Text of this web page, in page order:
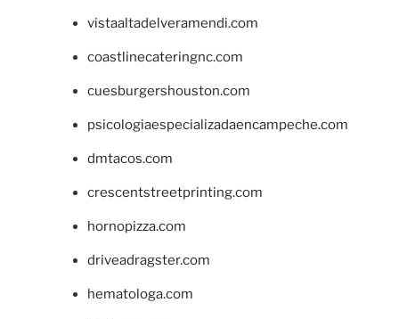
vistaaltadelveramendi.com
coastlinecateringnc.com
cuesburgershouston.com
psicologiaespecializadaencampeche.com
dmtacos.com
crescentstreetprinting.com
hornopizza.com
driveadragster.com
hematologa.com